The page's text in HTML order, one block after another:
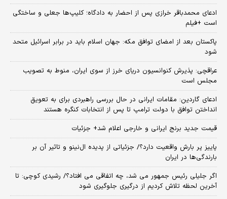
ادعای محمدباقر خرازی پس از احضار به دادگاه؛ کلیپ‌ها جعلی و ساختگی
است +فیلم
پاکستان بعد از امضای توافق مکه: جهان اسلام باید در برابر اسرائیل متحد
شود
عراقچی: پذیرش کنوانسیون دریای خرز از سوی ایران، منوط به تصویب
مجلس است
ادعای گاردین: مقامات ایرانی در حال بررسی راهبردی برای به تعویق
انداختن توافق با دولت ترامپ تا پس از انتخابات کنگره هستند
قیمت جدید برنج ایرانی و خارجی اعلام شد+ جزئیات
پاییز پر بارش واقعیت دارد؟/ جزئیاتی از پدیده ال‌نینو و تاثیر آن بر
بارندگی‌ها در ایران
اگر جلیلی رئیس جمهور می شد، چه اتفاقی می افتاد؟/ رشیدی کوچی: تا
آخرین لحظه تلاش کردیم از درگیری جلوگیری شود